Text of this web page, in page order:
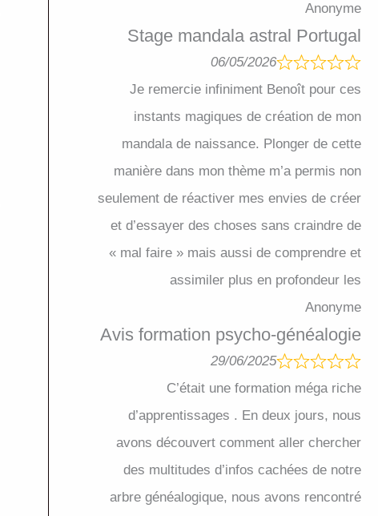
Anonyme
Stage mandala astral Portugal
06/05/2026
Je remercie infiniment Benoît pour ces
instants magiques de création de mon
mandala de naissance. Plonger de cette
manière dans mon thème m’a permis non
seulement de réactiver mes envies de créer
et d’essayer des choses sans craindre de
« mal faire » mais aussi de comprendre et
assimiler plus en profondeur les
Anonyme
Avis formation psycho-généalogie
29/06/2025
C’était une formation méga riche
d’apprentissages . En deux jours, nous
avons découvert comment aller chercher
des multitudes d’infos cachées de notre
arbre généalogique, nous avons rencontré